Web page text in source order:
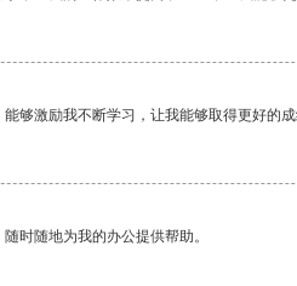
够激励我不断学习，让我能够取得更好的
时随地为我的办公提供帮助。